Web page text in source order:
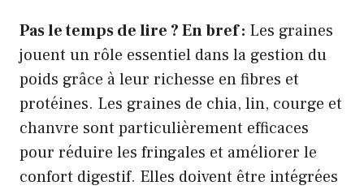
Pas le temps de lire ? En bref : Les graines
jouent un rôle essentiel dans la gestion du
poids grâce à leur richesse en fibres et
protéines. Les graines de chia, lin, courge et
chanvre sont particulièrement efficaces
pour réduire les fringales et améliorer le
confort digestif. Elles doivent être intégrées